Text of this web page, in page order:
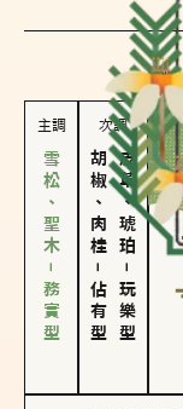
主調
雪松、聖木－務實型
次調
胡椒、肉桂
－
佔有型
皮革、琥珀
－
玩樂型